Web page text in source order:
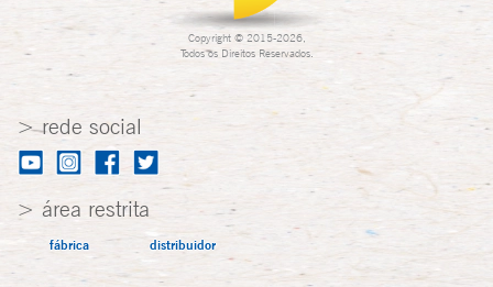
Copyright © 2015-2026,
Todos os Direitos Reservados.
> rede social
> área restrita
fábrica distribuidor